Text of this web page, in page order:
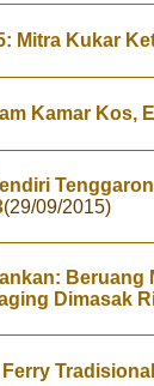
Mitra Kukar
Kamar Kos,
(29/09/2015)
Beruang
Dimasak